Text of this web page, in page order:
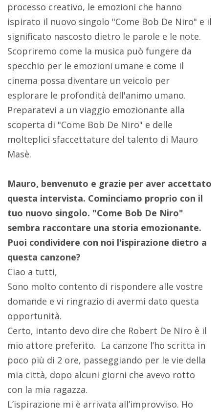
processo creativo, le emozioni che hanno
ispirato il nuovo singolo "Come Bob De Niro" e il
significato nascosto dietro le parole e le note.
Scopriremo come la musica può fungere da
specchio per le emozioni umane e come il
cinema possa diventare un veicolo per
esplorare le profondità dell'animo umano.
Preparatevi a un viaggio emozionante alla
scoperta di "Come Bob De Niro" e delle
molteplici sfaccettature del talento di Mauro
Masè.
Mauro, benvenuto e grazie per aver accettato
questa intervista. Cominciamo proprio con il
tuo nuovo singolo. "Come Bob De Niro"
sembra raccontare una storia emozionante.
Puoi condividere con noi l'ispirazione dietro a
questa canzone?
Ciao a tutti,
Sono molto contento di rispondere alle vostre
domande e vi ringrazio di avermi dato questa
opportunità.
Certo, intanto devo dire che Robert De Niro è il
mio attore preferito. La canzone l’ho scritta in
poco più di 2 ore, passeggiando per le vie della
mia città, dopo alcuni giorni che avevo rotto
con la mia ragazza.
L’ispirazione mi è arrivata all’improvviso. Ho